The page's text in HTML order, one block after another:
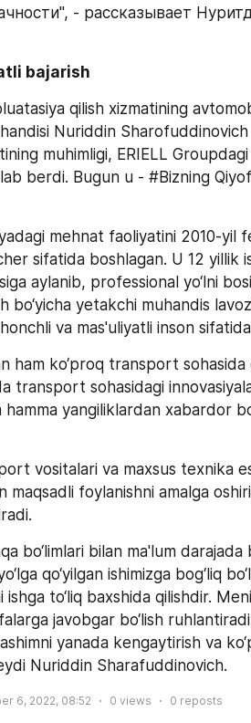
- рассказывает
bajarish
qilish xizmatining
Nuriddin
muhimligi, ERIELL
berdi. Bugun u - #Bizning
mehnat faoliyatini 2010-yil
sifatida boshlagan. U 12 yillik
aylanib, professional yo‘lni
va mas'uliyatli inson
ham ko‘proq transport sohasida
transport sohasidagi
yangiliklardan xabardor
vositalari va maxsus texnika
foylanishni amalga
bo‘limlari bilan ma'lum darajada
qo‘yilgan ishimizga bog‘liq
ishga to‘liq baxshida qilishdir.
javobgar bo‘lish
yanada kengaytirish va
Nuriddin Sharafuddinovich.
6, 2022, 08:52 0 views 0 reposts